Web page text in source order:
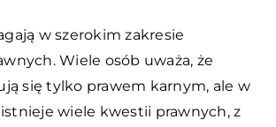
w szerokim zakresie
Wiele osób uważa, że
się tylko prawem karnym, ale w
wiele kwestii prawnych, z